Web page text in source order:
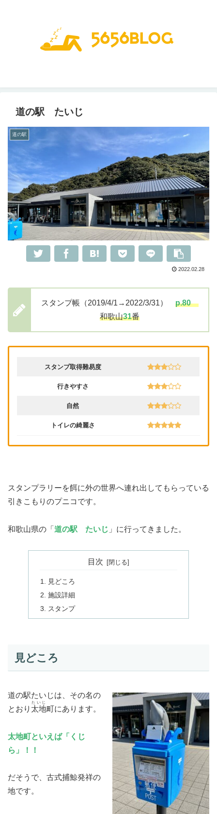
道の駅 たいじ
道の駅
2022.02.28
スタンプ帳（2019/4/1→2022/3/31） p.80
和歌山31番
スタンプ取得難易度
行きやすさ
自然
トイレの綺麗さ
スタンプラリーを餌に外の世界へ連れ出してもらっている
引きこもりのプニコです。
和歌山県の「 道の駅 たいじ 」に行ってきました。
目次
見どころ
施設詳細
スタンプ
見どころ
道の駅たいじは、その名の
とおり 太地
たいじ
町にあります。
太地町といえば「くじ
ら」！！
だそうで、古式捕鯨発祥の
地です。